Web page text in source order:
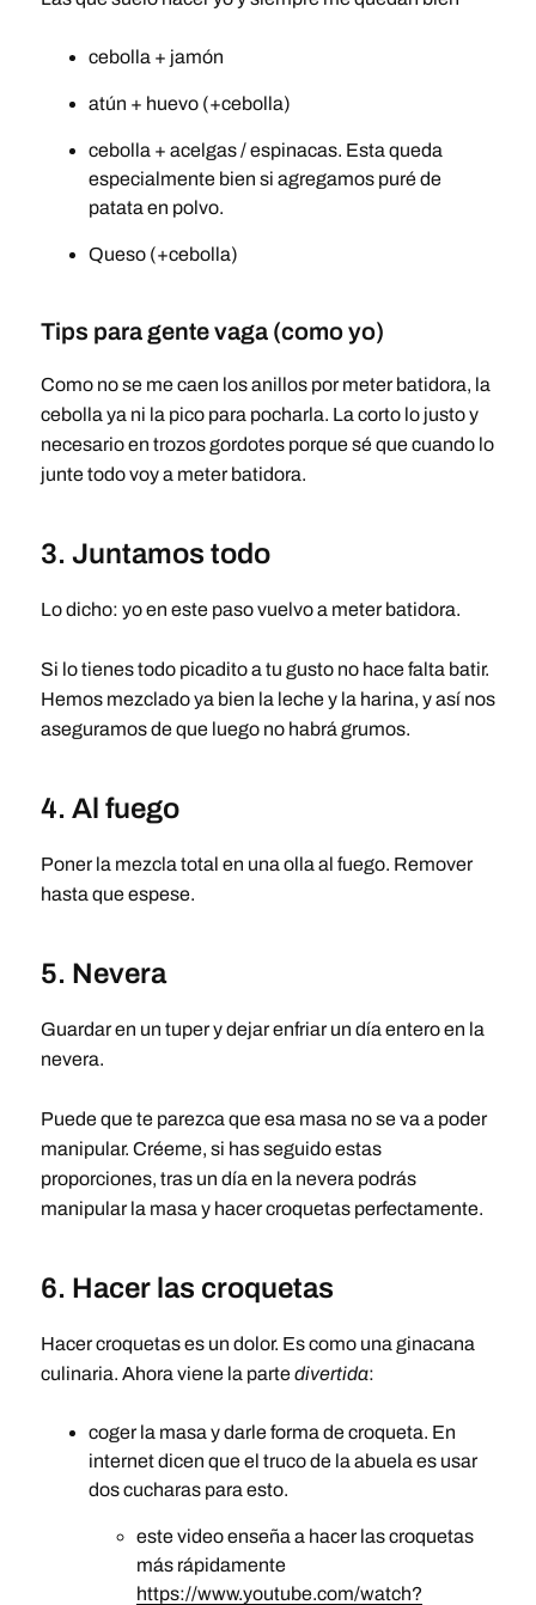
cebolla + jamón
atún + huevo (+cebolla)
cebolla + acelgas / espinacas. Esta queda
especialmente bien si agregamos puré de
patata en polvo.
Queso (+cebolla)
Tips para gente vaga (como yo)
Como no se me caen los anillos por meter batidora, la
cebolla ya ni la pico para pocharla. La corto lo justo y
necesario en trozos gordotes porque sé que cuando lo
junte todo voy a meter batidora.
3. Juntamos todo
Lo dicho: yo en este paso vuelvo a meter batidora.
Si lo tienes todo picadito a tu gusto no hace falta batir.
Hemos mezclado ya bien la leche y la harina, y así nos
aseguramos de que luego no habrá grumos.
4. Al fuego
Poner la mezcla total en una olla al fuego. Remover
hasta que espese.
5. Nevera
Guardar en un tuper y dejar enfriar un día entero en la
nevera.
Puede que te parezca que esa masa no se va a poder
manipular. Créeme, si has seguido estas
proporciones, tras un día en la nevera podrás
manipular la masa y hacer croquetas perfectamente.
6. Hacer las croquetas
Hacer croquetas es un dolor. Es como una ginacana
culinaria. Ahora viene la partedivertida:
coger la masa y darle forma de croqueta. En
internet dicen que el truco de la abuela es usar
dos cucharas para esto.
este video enseña a hacer las croquetas
más rápidamente
https://www.youtube.com/watch?